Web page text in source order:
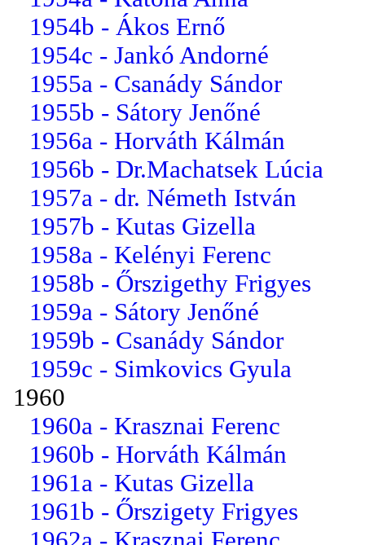
1954b - Ákos Ernő
1954c - Jankó Andorné
1955a - Csanády Sándor
1955b - Sátory Jenőné
1956a - Horváth Kálmán
1956b - Dr.Machatsek Lúcia
1957a - dr. Németh István
1957b - Kutas Gizella
1958a - Kelényi Ferenc
1958b - Őrszigethy Frigyes
1959a - Sátory Jenőné
1959b - Csanády Sándor
1959c - Simkovics Gyula
1960
1960a - Krasznai Ferenc
1960b - Horváth Kálmán
1961a - Kutas Gizella
1961b - Őrszigety Frigyes